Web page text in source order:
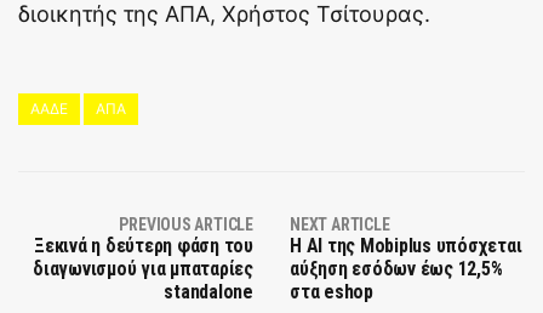
διοικητής της ΑΠΑ, Χρήστος Τσίτουρας.
ΑΑΔΕ ΑΠΑ
PREVIOUS ARTICLE
Ξεκινά η δεύτερη φάση του
διαγωνισμού για μπαταρίες
standalone
NEXT ARTICLE
Η AI της Mobiplus υπόσχεται
αύξηση εσόδων έως 12,5%
στα eshop